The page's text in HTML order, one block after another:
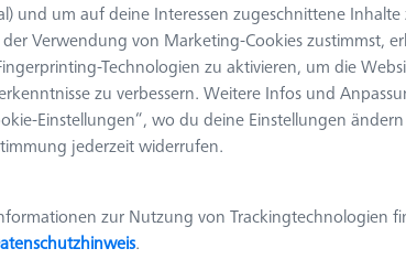
Produktart Rahmenpalette Material
Anwendung
Befestigen
Messgerät
O-INSPECT 322
Raster
Blank
Rahmenpalette einstellbar OMEGA
Aluminium + Klarglas
und um auf deine Interessen zugeschnittene
Verwendung von Marketing-Cookies zustimmst,
Technologien zu aktivieren, um die
zu verbessern. Weitere Infos und
Einstellungen“, wo du deine Einstellungen
jederzeit widerrufen.
zur Nutzung von Trackingtechnologien
.